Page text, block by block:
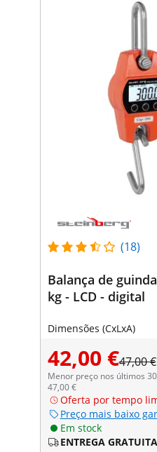
(18)
Balança de
kg - LCD - digital
Dimensões (CxLxA)
42,00 €47,00 €
Menor preço nos últimos
47,00 €
Oferta por tempo
Preço mais baixo
Em stock
ENTREGA GRATUITA